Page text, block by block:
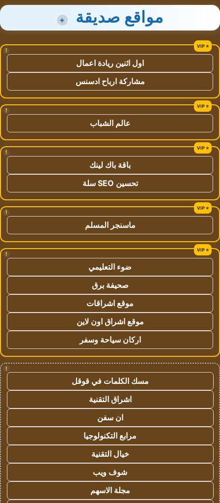
مواقع صديقة +
!
اول اثنين ريادة اعمال
مشاركة ارباح ادسنس
!
عالم الشباب
!
باقة باك لينك
تحسين SEO سلة
!
ماسنجر المسلم
!
ضوء التعليمي
صحيفة برق
موقع اشراقات
موقع اشراق اون لاين
اركان سياحة وسفر
!
مسك الكلمات في قوقل
اشراق التقنية
ان سفن
مرابع التكنولوجيا
خيال التقنية
شوف ويب
مجلة الاسهم